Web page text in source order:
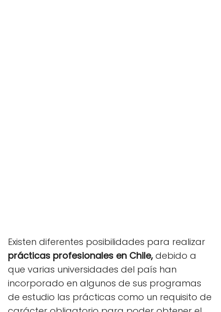
Existen diferentes posibilidades para realizar
prácticas profesionales en Chile, debido a
que varias universidades del país han
incorporado en algunos de sus programas
de estudio las prácticas como un requisito de